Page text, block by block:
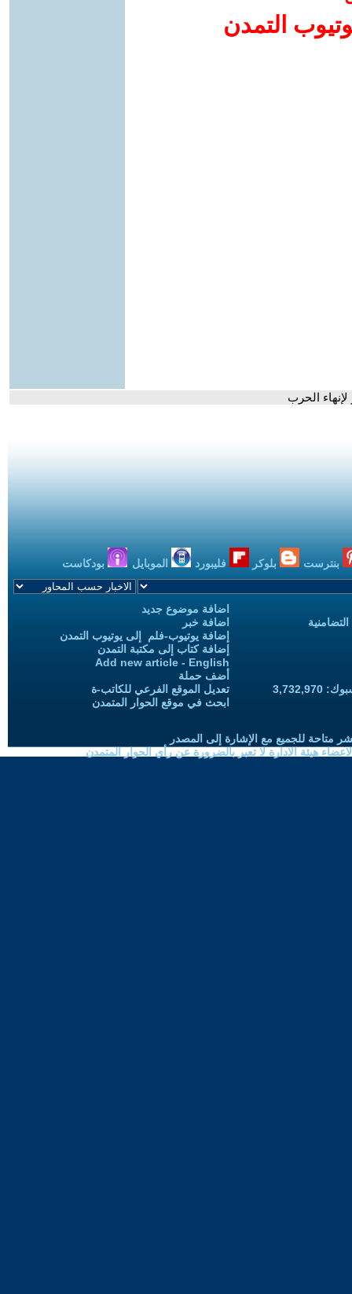
التمدن
الحرب
بنترست بلوكر فليبورد الموبايل بودكاست
اضافة موضوع جديد
اضافة خبر
إضافة يوتيوب-فلم إلى يوتيوب التمدن
إضافة كتاب إلى مكتبة التمدن
Add new article - English
أضف حملة
تعديل الموقع الفرعي للكاتب-ة
ابحث في موقع الحوار المتمدن
متاحة للجميع مع الإشارة إلى المصدر
هيئة الادارة لا تعبر بالضرورة عن رأي الحوار المتمدن